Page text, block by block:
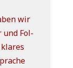
wir
und Fol­